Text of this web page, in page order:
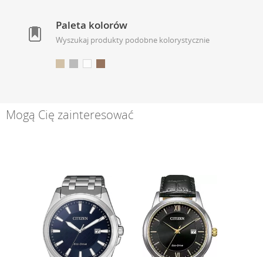
Paleta kolorów
Wyszukaj produkty podobne kolorystycznie
Mogą Cię zainteresować